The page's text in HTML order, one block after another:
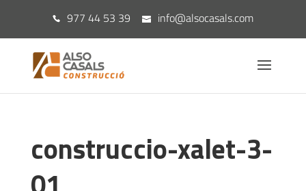
977 44 53 39 info@alsocasals.com
construccio-xalet-3-